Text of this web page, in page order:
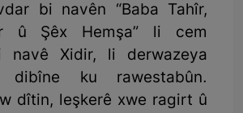
bi navên “Baba Tahîr,
û Şêx Hemşa” li cem
navê Xidir, li derwazeya
dibîne ku rawestabûn.
dîtin, leşkerê xwe ragirt û